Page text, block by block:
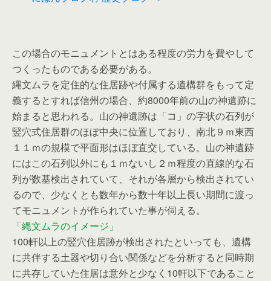
この場合のモニュメントとはある程度の労力を費やして
つくったものである必要がある。
縄文ムラを定住的な住居跡や付属する遺構群をもって定
義するとすれば信州の場合、約8000年前の山の神遺跡に
始まると思われる。山の神遺跡は「コ」の字状の石列が
竪穴式住居群のほぼ中央に位置しており、南北９ｍ東西
１１ｍの規模で平面形はほぼ直交している。山の神遺跡
にはこの石列以外にも１ｍないし２ｍ程度の直線的な石
列が数基検出されていて、それが各層から検出されてい
るので、少なくとも数年から数十年以上長い期間に渡っ
てモニュメントが作られていた事が伺える。
「縄文ムラのイメージ」
100軒以上の竪穴住居跡が検出されたといっても、遺構
に共伴する土器や切り合い関係などを分析すると同時期
に共存していた住居は意外と少なく10軒以下であること